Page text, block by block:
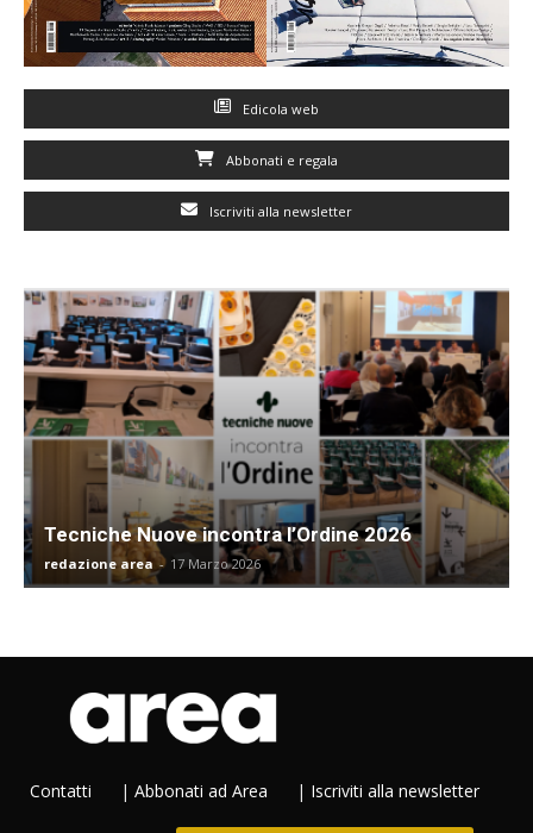
Edicola web
Abbonati e regala
Iscriviti alla newsletter
Tecniche Nuove incontra l’Ordine 2026
redazione area - 17 Marzo 2026
Contatti | Abbonati ad Area | Iscriviti alla newsletter